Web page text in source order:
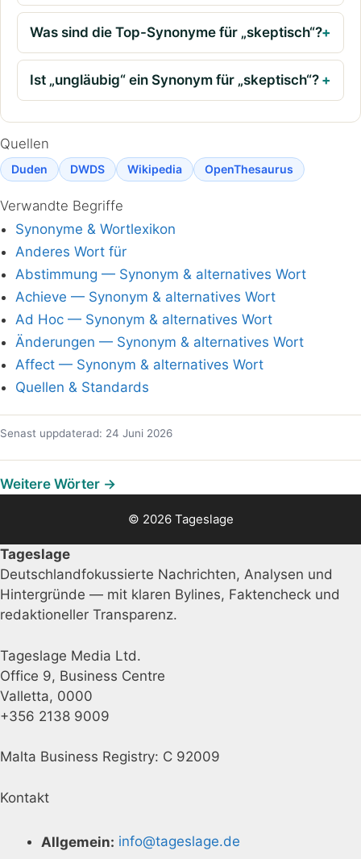
Was sind die Top-Synonyme für „skeptisch“?
Ist „ungläubig“ ein Synonym für „skeptisch“?
Quellen
Duden DWDS Wikipedia OpenThesaurus
Verwandte Begriffe
Synonyme & Wortlexikon
Anderes Wort für
Abstimmung — Synonym & alternatives Wort
Achieve — Synonym & alternatives Wort
Ad Hoc — Synonym & alternatives Wort
Änderungen — Synonym & alternatives Wort
Affect — Synonym & alternatives Wort
Quellen & Standards
Senast uppdaterad: 24 Juni 2026
Weitere Wörter →
© 2026 Tageslage
Tageslage
Deutschlandfokussierte Nachrichten, Analysen und
Hintergründe — mit klaren Bylines, Faktencheck und
redaktioneller Transparenz.
Tageslage Media Ltd.
Office 9, Business Centre
Valletta, 0000
+356 2138 9009
Malta Business Registry: C 92009
Kontakt
Allgemein: info@tageslage.de